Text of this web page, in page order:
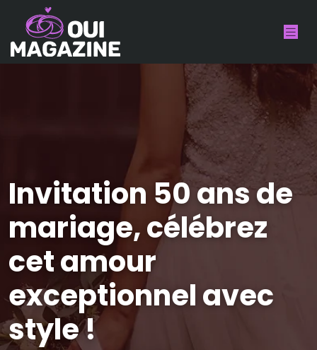
Invitation 50 ans de
mariage, célébrez
cet amour
exceptionnel avec
style !